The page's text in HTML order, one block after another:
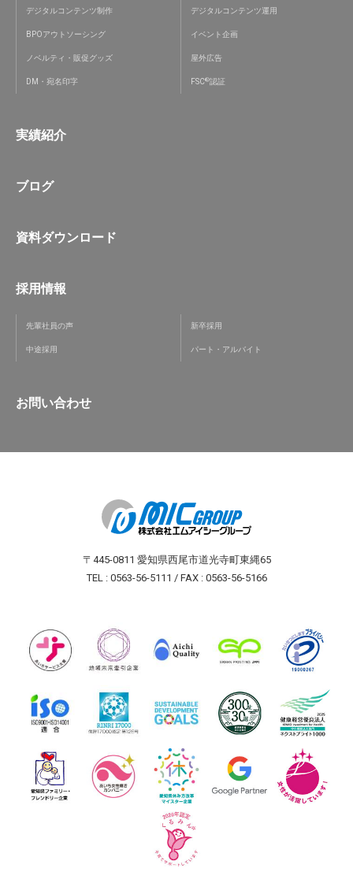
デジタルコンテンツ制作 デジタルコンテンツ運用
BPOアウトソーシング イベント企画
ノベルティ・販促グッズ 屋外広告
DM・宛名印字 FSC®認証
実績紹介
ブログ
資料ダウンロード
採用情報
先輩社員の声 新卒採用
中途採用 パート・アルバイト
お問い合わせ
〒445-0811 愛知県西尾市道光寺町東縄65
TEL : 0563-56-5111 / FAX : 0563-56-5166